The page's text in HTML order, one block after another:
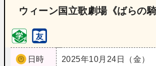
ウィーン国立歌劇場《ばらの騎
日時
2025年10月24日（金）